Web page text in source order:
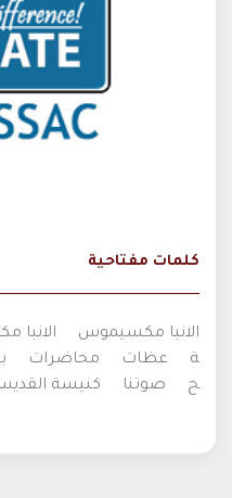
كلمات مفتاحية
الانبا مكسيموس
ة
عظات محاضرات
ح
صوتنا كنيسة